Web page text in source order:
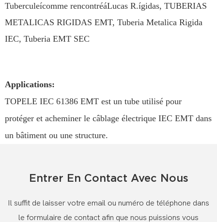
Tuberculeícomme rencontréáLucas R.ígidas, TUBERIAS
METALICAS RIGIDAS EMT, Tuberia Metalica Rigida
IEC, Tuberia EMT SEC
Applications:
TOPELE IEC 61386 EMT est un tube utilisé pour
protéger et acheminer le câblage électrique IEC EMT dans
un bâtiment ou une structure.
Entrer En Contact Avec Nous
Il suffit de laisser votre email ou numéro de téléphone dans
le formulaire de contact afin que nous puissions vous